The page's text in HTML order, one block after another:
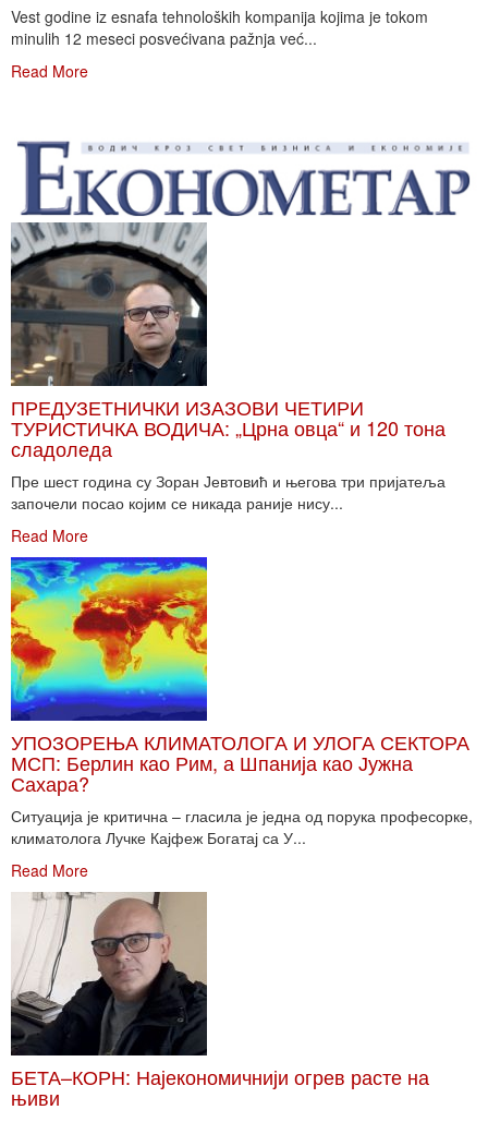
Vest godine iz esnafa tehnoloških kompanija kojima je tokom
minulih 12 meseci posvećivana pažnja već...
Read More
ПРЕДУЗЕТНИЧКИ ИЗАЗОВИ ЧЕТИРИ
ТУРИСТИЧКА ВОДИЧА: „Црна овца“ и 120 тона
сладоледа
Пре шест година су Зоран Јевтовић и његова три пријатеља
започели посао којим се никада раније нису...
Read More
УПОЗОРЕЊА КЛИМАТОЛОГА И УЛОГА СЕКТОРА
МСП: Берлин као Рим, а Шпанија као Јужна
Сахара?
Ситуација је критична – гласила је једна од порука професорке,
климатолога Лучке Кајфеж Богатај са У...
Read More
БЕТА–КОРН: Најекономичнији огрев расте на
њиви